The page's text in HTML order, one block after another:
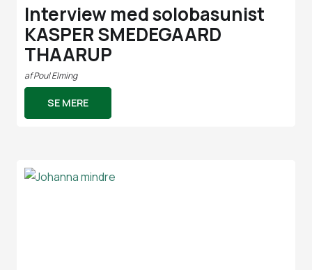
Interview med solobasunist
KASPER SMEDEGAARD
THAARUP
afPoul Elming
SE MERE